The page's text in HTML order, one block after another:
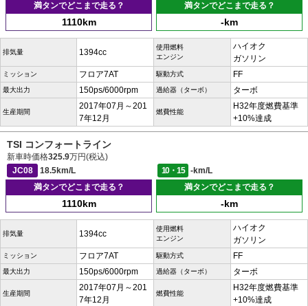
満タンでどこまで走る？
1110km
満タンでどこまで走る？
-km
排気量 1394cc
使用燃料
エンジン
ハイオク
ガソリン
ミッション フロア7AT 駆動方式 FF
最大出力 150ps/6000rpm 過給器（ターボ） ターボ
生産期間
2017年07月～201
7年12月
燃費性能
H32年度燃費基準
+10%達成
TSI コンフォートライン
新車時価格325.9万円(税込)
JC08
18.5km/L 10・15
-km/L
満タンでどこまで走る？
1110km
満タンでどこまで走る？
-km
排気量 1394cc
使用燃料
エンジン
ハイオク
ガソリン
ミッション フロア7AT 駆動方式 FF
最大出力 150ps/6000rpm 過給器（ターボ） ターボ
生産期間
2017年07月～201
7年12月
燃費性能
H32年度燃費基準
+10%達成